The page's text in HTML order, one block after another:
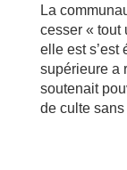
La
cesser « tout
elle est s’est
supérieure a
soutenait
de culte sans